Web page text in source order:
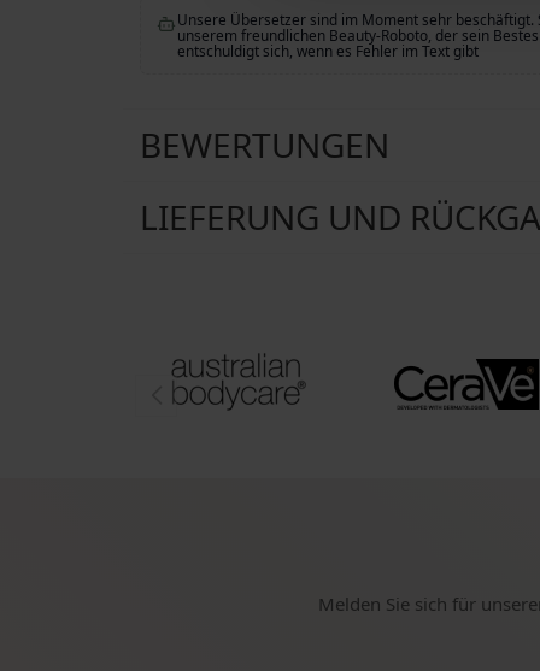
Unsere Übersetzer sind im Moment sehr beschäftigt.
unserem freundlichen Beauty-Roboto, der sein
entschuldigt sich, wenn es Fehler im Text gibt
BEWERTUNGEN
LIEFERUNG UND
Melden Sie sich für